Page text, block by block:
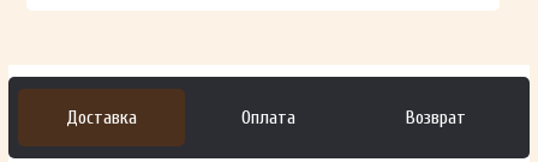
Доставка Оплата Возврат